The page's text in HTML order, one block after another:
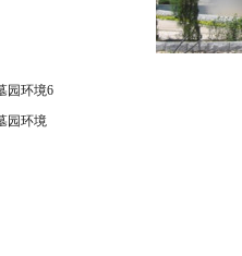
园环境6
园环境